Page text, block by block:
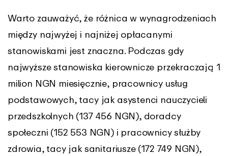
Warto zauważyć, że różnica w wynagrodzeniach
między najwyżej i najniżej opłacanymi
stanowiskami jest znaczna. Podczas gdy
najwyższe stanowiska kierownicze przekraczają 1
milion NGN miesięcznie, pracownicy usług
podstawowych, tacy jak asystenci nauczycieli
przedszkolnych (137 456 NGN), doradcy
społeczni (152 553 NGN) i pracownicy służby
zdrowia, tacy jak sanitariusze (172 749 NGN),